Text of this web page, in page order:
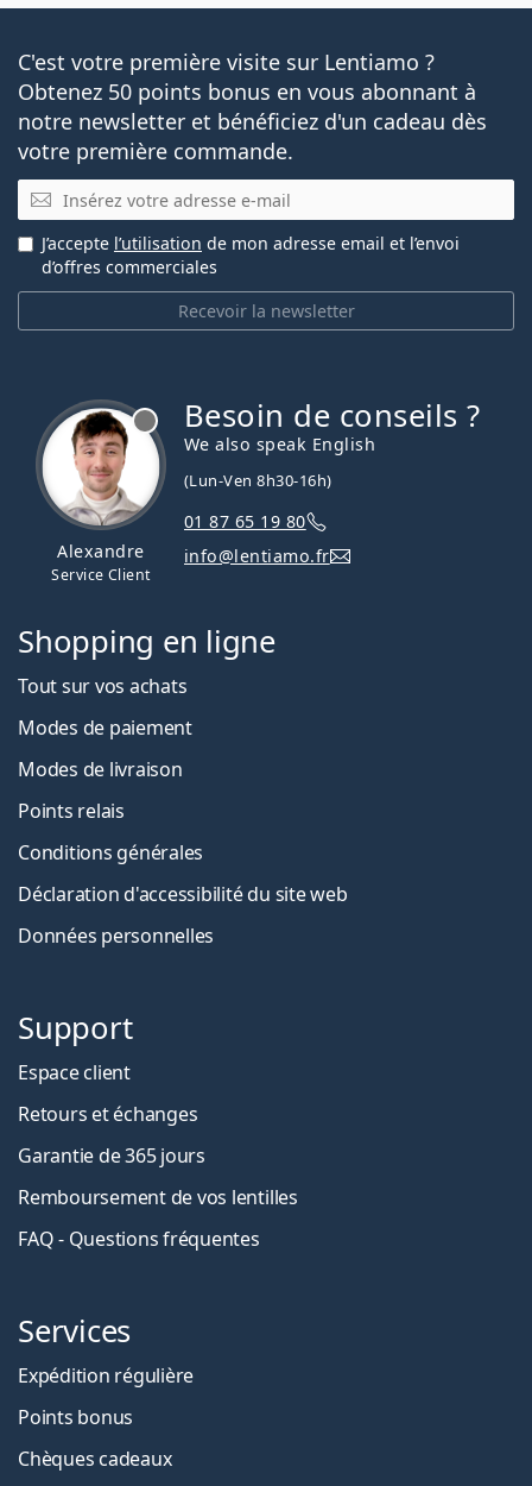
C'est votre première visite sur Lentiamo ?
Obtenez 50 points bonus en vous abonnant à
notre newsletter et bénéficiez d'un cadeau dès
votre première commande.
E-mail
Recevoir la newsletter
J’accepte l’utilisation de mon adresse email et l’envoi
d’offres commerciales
Alexandre
Service Client
Besoin de conseils ?
We also speak English
(Lun-Ven 8h30-16h)
01 87 65 19 80
info@lentiamo.fr
Shopping en ligne
Tout sur vos achats
Modes de paiement
Modes de livraison
Points relais
Conditions générales
Déclaration d'accessibilité du site web
Données personnelles
Support
Espace client
Retours et échanges
Garantie de 365 jours
Remboursement de vos lentilles
FAQ - Questions fréquentes
Services
Expédition régulière
Points bonus
Chèques cadeaux